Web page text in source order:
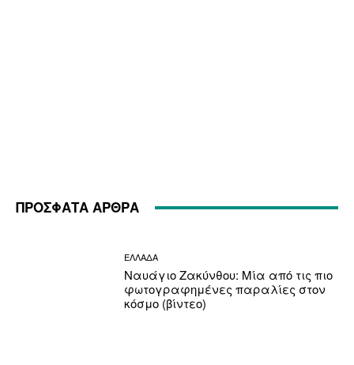
ΠΡΟΣΦΑΤΑ ΑΡΘΡΑ
ΕΛΛΑΔΑ
Ναυάγιο Ζακύνθου: Μία από τις πιο
φωτογραφημένες παραλίες στον
κόσμο (βίντεο)